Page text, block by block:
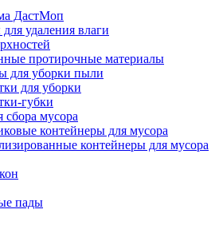
ДастМоп
удаления влаги
протирочные материалы
для уборки пыли
для уборки
губки
мусора
контейнеры для мусора
контейнеры для мусора
пады